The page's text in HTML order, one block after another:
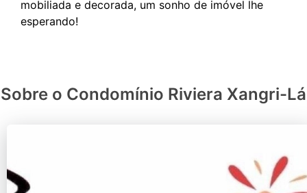
mobiliada e decorada, um sonho de imóvel lhe
Sobre o Condomínio Riviera Xangri-Lá